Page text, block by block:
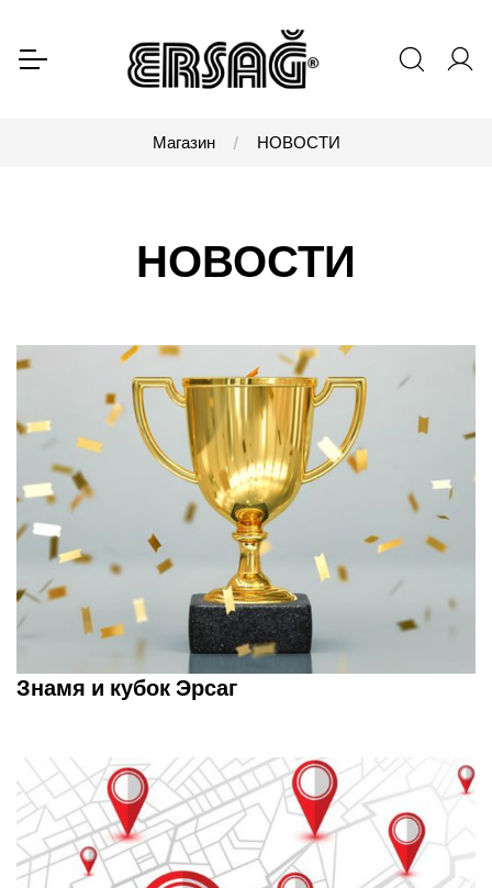
Магазин НОВОСТИ
НОВОСТИ
Знамя и кубок Эрсаг